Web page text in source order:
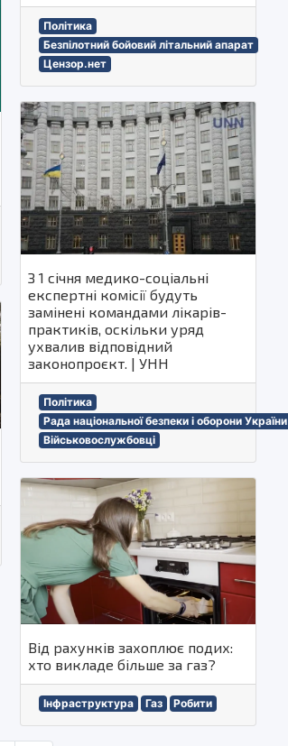
Політика
Безпілотний бойовий літальний апарат
Цензор.нет
З 1 січня медико-соціальні
експертні комісії будуть
замінені командами лікарів-
практиків, оскільки уряд
ухвалив відповідний
законопроєкт. | УНН
Політика
Рада національної безпеки і оборони України
Військовослужбовці
Від рахунків захоплює подих:
хто викладе більше за газ?
Інфраструктура Газ Робити